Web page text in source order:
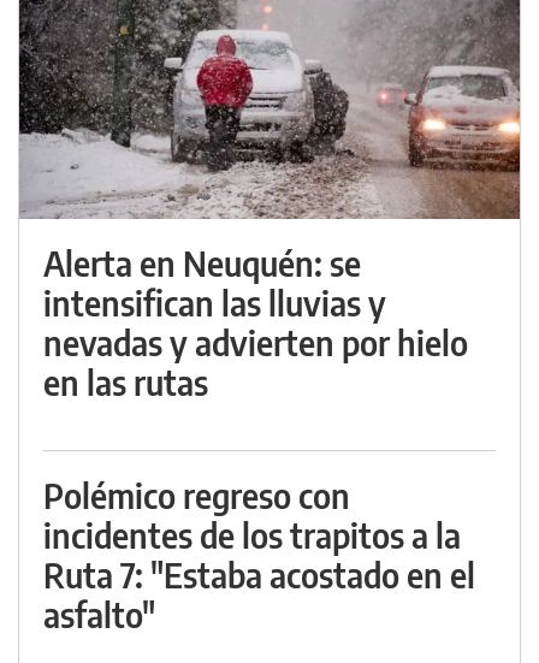
Alerta en Neuquén: se
intensifican las lluvias y
nevadas y advierten por hielo
en las rutas
Polémico regreso con
incidentes de los trapitos a la
Ruta 7: "Estaba acostado en el
asfalto"